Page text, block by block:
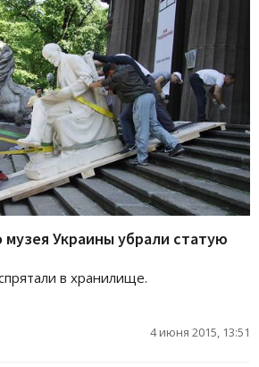
музея Украины убрали статую
в хранилище.
4 июня 2015, 13:51